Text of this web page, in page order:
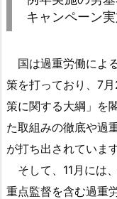
実
施
労
基
署
点
監
督
を
キャンペーン
国は過重労働によ
策を打っており、7
策に関する大綱」を
た取組みの徹底や過
が打ち出されています
そして、11月には
重点監督を含む過重